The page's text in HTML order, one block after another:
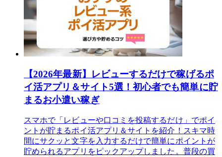
【2026年最新】レビューするだけで稼げるポ
イ活アプリ＆サイト5選！初心者でも簡単に貯
まるお小遣い稼ぎ
スマホで「レビューや口コミを投稿するだけ」でポイ
ントが貯まるポイ活アプリ＆サイトを紹介！スキマ時
間にサクッと文字を入力するだけで簡単にポイントが
貯められるアプリをピックアップしました。普段の買